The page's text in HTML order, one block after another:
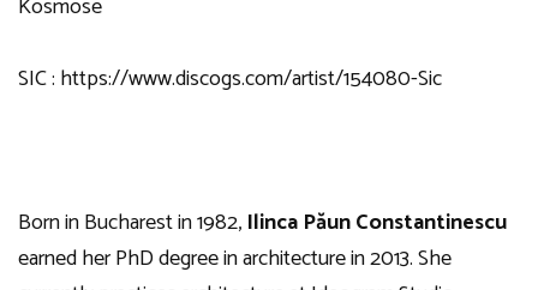
SIC : https://www.discogs.com/artist/154080-Sic
Born in Bucharest in 1982, Ilinca Păun Constantinescu
earned her PhD degree in architecture in 2013. She